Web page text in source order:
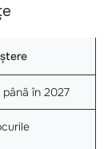
până în 2027